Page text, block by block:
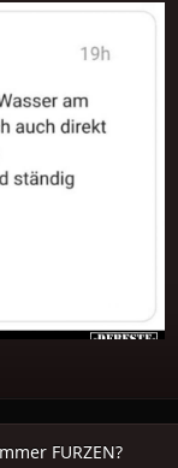
FURZEN?